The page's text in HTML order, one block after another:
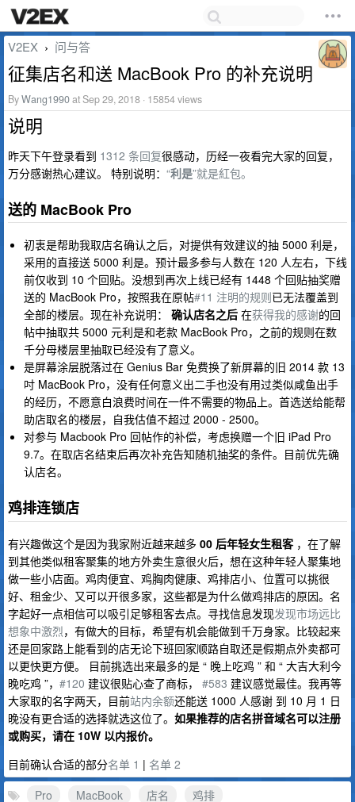
V2EX › 问与答
征集店名和送 MacBook Pro 的补充说明
ByWang1990at Sep 29, 2018 · 15854 views
说明
昨天下午登录看到 1312 条回复很感动，历经一夜看完大家的回复，
万分感谢热心建议。 特别说明： “利是”就是紅包。
送的 MacBook Pro
初衷是帮助我取店名确认之后，对提供有效建议的抽 5000 利是，
采用的直接送 5000 利是。预计最多参与人数在 120 人左右，下线
前仅收到 10 个回贴。没想到再次上线已经有 1448 个回贴抽奖赠
送的 MacBook Pro，按照我在原帖#11 注明的规则已无法覆盖到
全部的楼层。现在补充说明： 确认店名之后 在获得我的感谢的回
帖中抽取共 5000 元利是和老款 MacBook Pro，之前的规则在数
千分母楼层里抽取已经没有了意义。
是屏幕涂层脱落过在 Genius Bar 免费换了新屏幕的旧 2014 款 13
吋 MacBook Pro，没有任何意义出二手也没有用过类似咸鱼出手
的经历，不愿意白浪费时间在一件不需要的物品上。首选送给能帮
助店取名的楼层，自我估值不超过 2000 - 2500。
对参与 Macbook Pro 回帖作的补偿，考虑换赠一个旧 iPad Pro
9.7。在取店名结束后再次补充告知随机抽奖的条件。目前优先确
认店名。
鸡排连锁店
有兴趣做这个是因为我家附近越来越多 00 后年轻女生租客，在了解
到其他类似租客聚集的地方外卖生意很火后，想在这种年轻人聚集地
做一些小店面。鸡肉便宜、鸡胸肉健康、鸡排店小、位置可以挑很
好、租金少、又可以开很多家，这些都是为什么做鸡排店的原因。名
字起好一点相信可以吸引足够租客去点。寻找信息发现发现市场远比
想象中激烈，有做大的目标，希望有机会能做到千万身家。比较起来
还是回家路上能看到的店无论下班回家顺路自取还是假期点外卖都可
以更快更方便。 目前挑选出来最多的是 “ 晚上吃鸡 ” 和 “ 大吉大利今
晚吃鸡 ”， #120 建议很贴心查了商标， #583 建议感觉最佳。我再等
大家取的名字两天，目前站内余额还能送 1000 人感谢 到 10 月 1 日
晚没有更合适的选择就选这位了。 如果推荐的店名拼音域名可以注册
或购买，请在 10W 以内报价。
目前确认合适的部分名单 1 | 名单 2
Pro
MacBook 店名
鸡排